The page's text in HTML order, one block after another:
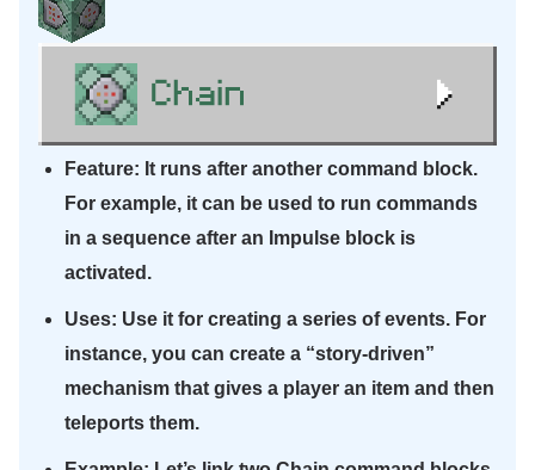
Feature: It runs after another command block.
For example, it can be used to run commands
in a sequence after an Impulse block is
activated.
Uses: Use it for creating a series of events. For
instance, you can create a “story-driven”
mechanism that gives a player an item and then
teleports them.